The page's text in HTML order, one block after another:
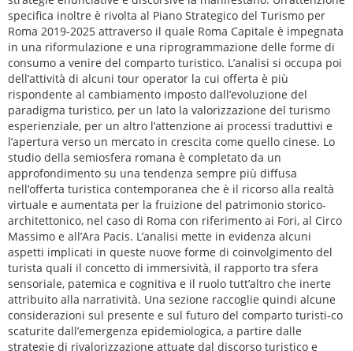
specifica inoltre è rivolta al Piano Strategico del Turismo per
Roma 2019-2025 attraverso il quale Roma Capitale è impegnata
in una riformulazione e una riprogrammazione delle forme di
consumo a venire del comparto turistico. L’analisi si occupa poi
dell’attività di alcuni tour operator la cui offerta è più
rispondente al cambiamento imposto dall’evoluzione del
paradigma turistico, per un lato la valorizzazione del turismo
esperienziale, per un altro l’attenzione ai processi traduttivi e
l’apertura verso un mercato in crescita come quello cinese. Lo
studio della semiosfera romana è completato da un
approfondimento su una tendenza sempre più diffusa
nell’offerta turistica contemporanea che è il ricorso alla realtà
virtuale e aumentata per la fruizione del patrimonio storico-
architettonico, nel caso di Roma con riferimento ai Fori, al Circo
Massimo e all’Ara Pacis. L’analisi mette in evidenza alcuni
aspetti implicati in queste nuove forme di coinvolgimento del
turista quali il concetto di immersività, il rapporto tra sfera
sensoriale, patemica e cognitiva e il ruolo tutt’altro che inerte
attribuito alla narratività. Una sezione raccoglie quindi alcune
considerazioni sul presente e sul futuro del comparto turisti-co
scaturite dall’emergenza epidemiologica, a partire dalle
strategie di rivalorizzazione attuate dal discorso turistico e